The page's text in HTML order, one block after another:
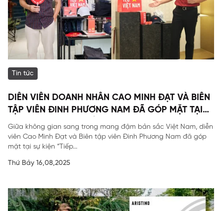
Tin tức
DIỄN VIÊN DOANH NHÂN CAO MINH ĐẠT VÀ BIÊN
TẬP VIÊN ĐINH PHƯƠNG NAM ĐÃ GÓP MẶT TẠI
SỰ KIỆN ĐẶC BIỆT CỦA ARISTINO.
Giữa không gian sang trong mang đậm bản sắc Việt Nam, diễn
viên Cao Minh Đạt và Biên tập viên Đinh Phương Nam đã góp
mặt tại sự kiện “Tiếp...
Thứ Bảy 16,08,2025